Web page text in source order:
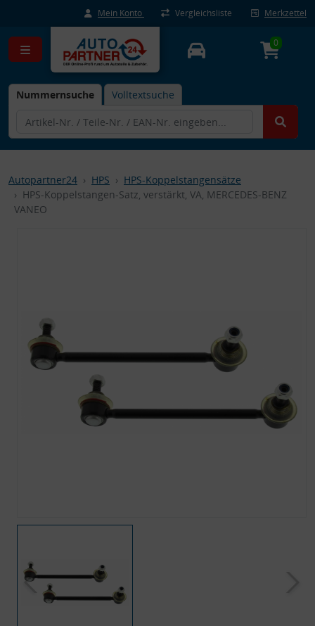
Mein Konto Vergleichsliste Merkzettel
Nummernsuche Volltextsuche
0
Autopartner24 HPS
HPS-Koppelstangensätze
HPS-Koppelstangen-Satz, verstärkt, VA, MERCEDES-BENZ
VANEO